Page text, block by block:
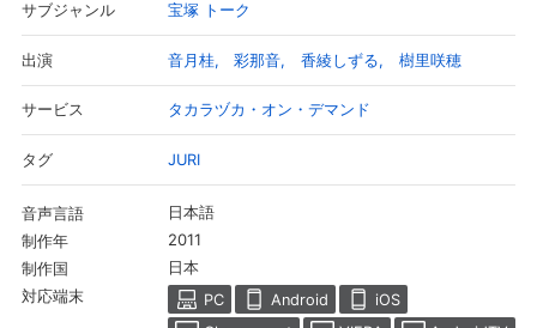
サブジャンル 宝塚 トーク
出演 音月桂 彩那音 香綾しずる 樹里咲穂
サービス タカラヅカ・オン・デマンド
タグ JURI
音声言語 日本語
制作年 2011
制作国 日本
対応端末 PC Android
iOS